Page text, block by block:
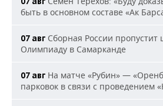
быть в основном составе «Ак
07 авг Сборная России
Олимпиаду в Самарканде
07 авг На матче «Рубин» —
парковок в связи с проведением